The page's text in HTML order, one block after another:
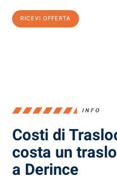
RICEVI OFFERTA
INFO
Costi di
costa un
a Derince